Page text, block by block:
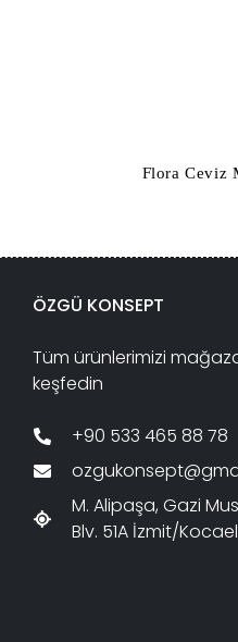
Flora Ceviz
ÖZGÜ KONSEPT
Tüm ürünlerimizi
keşfedin
+90 533 465 88 78
M. Alipaşa, Gazi
Blv. 51A İzmit/